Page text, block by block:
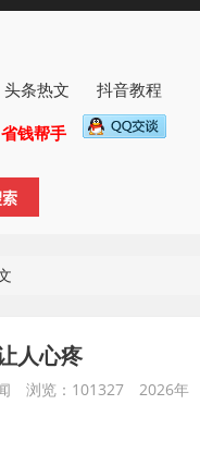
头条热文
抖音教程
省钱帮手
人心疼
浏览：101327
2026年